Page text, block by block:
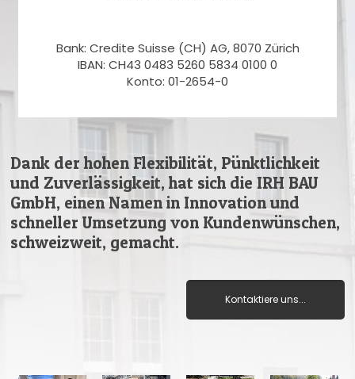
Bank: Credite Suisse (CH) AG, 8070 Zürich
IBAN: CH43 0483 5260 5834 0100 0
Konto: 01-2654-0
Dank der hohen Flexibilität, Pünktlichkeit
und Zuverlässigkeit, hat sich die IRH BAU
GmbH, einen Namen in Innovation und
schneller Umsetzung von Kundenwünschen,
schweizweit, gemacht.
Kontaktiere uns...